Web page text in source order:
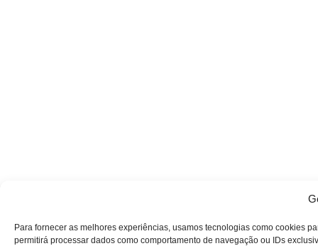
Para fornecer as melhores experiências, usamos tecnologias como cookies
permitirá processar dados como comportamento de navegação ou IDs